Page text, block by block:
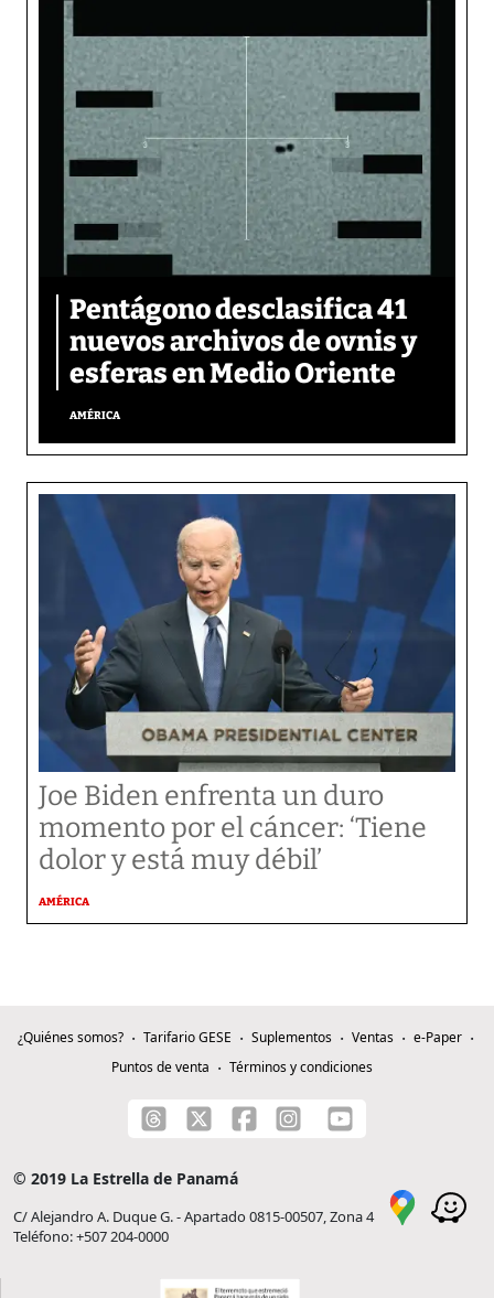
Pentágono desclasifica 41
nuevos archivos de ovnis y
esferas en Medio Oriente
AMÉRICA
Joe Biden enfrenta un duro
momento por el cáncer: ‘Tiene
dolor y está muy débil’
AMÉRICA
¿Quiénes somos? Tarifario GESE Suplementos Ventas
e-Paper
Puntos de venta
Términos y condiciones
© 2019 La Estrella de Panamá
C/ Alejandro A. Duque G. - Apartado 0815-00507, Zona 4
Teléfono: +507 204-0000